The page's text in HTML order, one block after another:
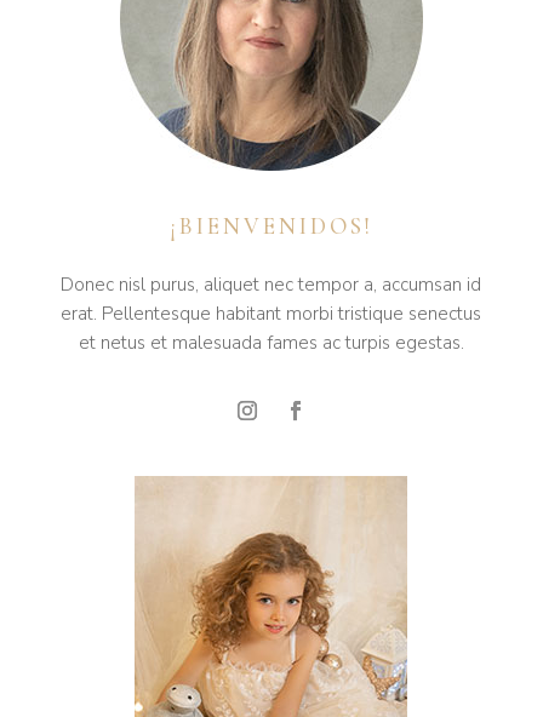
¡BIENVENIDOS!
Donec nisl purus, aliquet nec tempor a, accumsan id
erat. Pellentesque habitant morbi tristique senectus
et netus et malesuada fames ac turpis egestas.